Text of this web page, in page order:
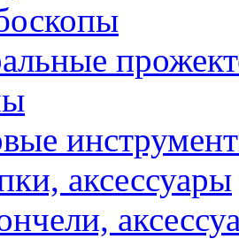
аксессуары